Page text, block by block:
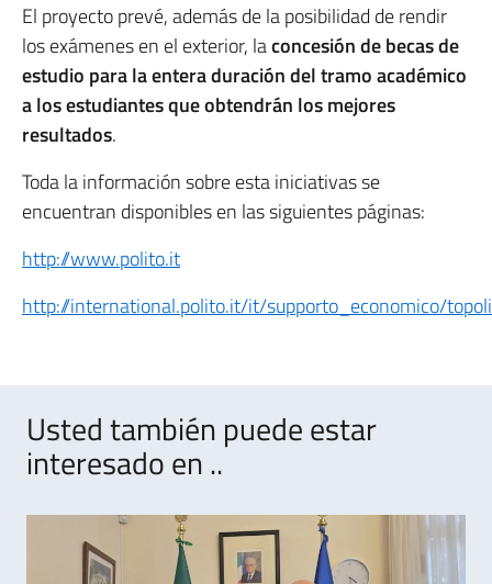
El proyecto prevé, además de la posibilidad de rendir
los exámenes en el exterior, laconcesión de becas de
estudio para la entera duración del tramo académico
a los estudiantes que obtendrán los mejores
resultados.
Toda la información sobre esta iniciativas se
encuentran disponibles en las siguientes páginas:
http://www.polito.it
http://international.polito.it/it/supporto_economico/
Usted también puede estar
interesado en ..